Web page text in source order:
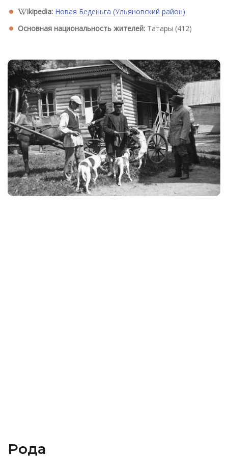
ikipedia: Новая Беденьга (Ульяновский район)
Основная национальность жителей: Татары (412)
Рода